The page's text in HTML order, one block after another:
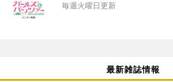
毎週火曜日更新
最新雑誌情報